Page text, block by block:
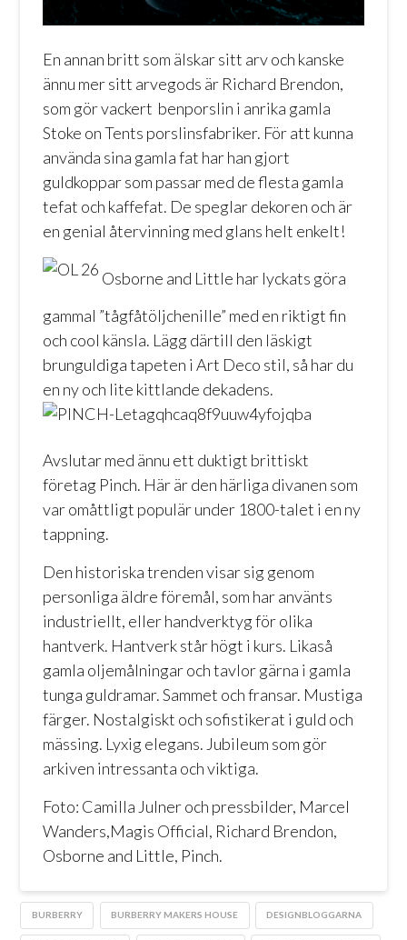
En annan britt som älskar sitt arv och kanske
ännu mer sitt arvegods är Richard Brendon,
som gör vackert benporslin i anrika gamla
Stoke on Tents porslinsfabriker. För att kunna
använda sina gamla fat har han gjort
guldkoppar som passar med de flesta gamla
tefat och kaffefat. De speglar dekoren och är
en genial återvinning med glans helt enkelt!
Osborne and Little har lyckats göra
gammal ”tågfåtöljchenille” med en riktigt fin
och cool känsla. Lägg därtill den läskigt
brunguldiga tapeten i Art Deco stil, så har du
en ny och lite kittlande dekadens.
Avslutar med ännu ett duktigt brittiskt
företag Pinch. Här är den härliga divanen som
var omåttligt populär under 1800-talet i en ny
tappning.
Den historiska trenden visar sig genom
personliga äldre föremål, som har använts
industriellt, eller handverktyg för olika
hantverk. Hantverk står högt i kurs. Likaså
gamla oljemålningar och tavlor gärna i gamla
tunga guldramar. Sammet och fransar. Mustiga
färger. Nostalgiskt och sofistikerat i guld och
mässing. Lyxig elegans. Jubileum som gör
arkiven intressanta och viktiga.
Foto: Camilla Julner och pressbilder, Marcel
Wanders,Magis Official, Richard Brendon,
Osborne and Little, Pinch.
BURBERRY BURBERRY MAKERS HOUSE DESIGNBLOGGARNA